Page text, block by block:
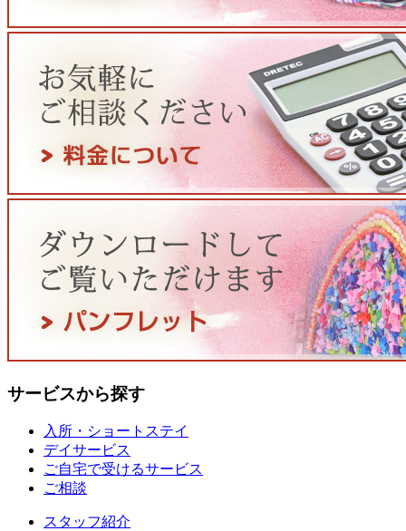
サービスから探す
入所・ショートステイ
デイサービス
ご自宅で受けるサービス
ご相談
スタッフ紹介